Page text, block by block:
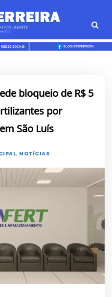
bloqueio de R$ 5
por
São Luís
, NOTÍCIAS